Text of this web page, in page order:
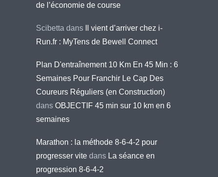
de l’économie de course
Scibetta dans
Il vient d’arriver chez i-
Run.fr : MyTens de Bewell Connect
Plan D'entraînement 10 Km En 45 Min : 6
Semaines Pour Franchir Le Cap Des
Coureurs Réguliers (en Construction)
dans OBJECTIF 45 min sur 10 km en 6
semaines
Marathon : la méthode 8-6-4-2 pour
progresser vite dans La séance en
progression 8-6-4-2